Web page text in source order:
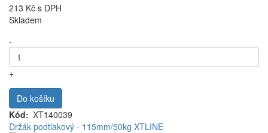
213 Kč s DPH
Skladem
-
+
Do košíku
Kód
XT140039
Držák podtlakový - 115mm/50kg XTLINE